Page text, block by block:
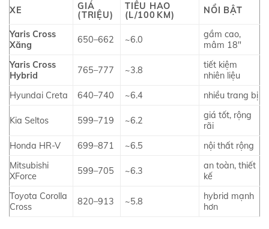
XE
GIÁ
(TRIỆU)
TIÊU HAO
(L/100 KM)
NỔI BẬT
Yaris Cross
Xăng
650–662 ~6.0
gầm cao,
mâm 18″
Yaris Cross
Hybrid
765–777 ~3.8
tiết kiệm
nhiên liệu
Hyundai Creta
640–740 ~6.4 nhiều trang bị
Kia Seltos 599–719 ~6.2
giá tốt, rộng
rãi
Honda HR‑V
699–871 ~6.5
nội thất rộng
Mitsubishi
XForce
599–705 ~6.3
an toàn, thiết
kế
Toyota Corolla
Cross
820–913 ~5.8
hybrid mạnh
hơn